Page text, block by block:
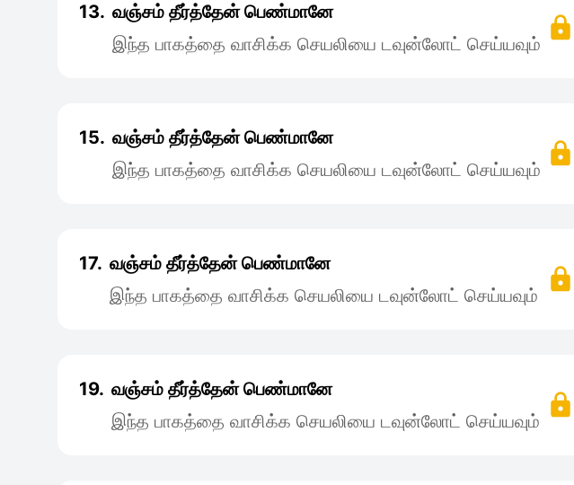
13. வஞ்சம் தீர்த்தேன் பெண்மானே
இந்த பாகத்தை வாசிக்க செயலியை டவுன்லோட் செய்யவும்
15. வஞ்சம் தீர்த்தேன் பெண்மானே
இந்த பாகத்தை வாசிக்க செயலியை டவுன்லோட் செய்யவும்
17. வஞ்சம் தீர்த்தேன் பெண்மானே
இந்த பாகத்தை வாசிக்க செயலியை டவுன்லோட் செய்யவும்
19. வஞ்சம் தீர்த்தேன் பெண்மானே
இந்த பாகத்தை வாசிக்க செயலியை டவுன்லோட் செய்யவும்